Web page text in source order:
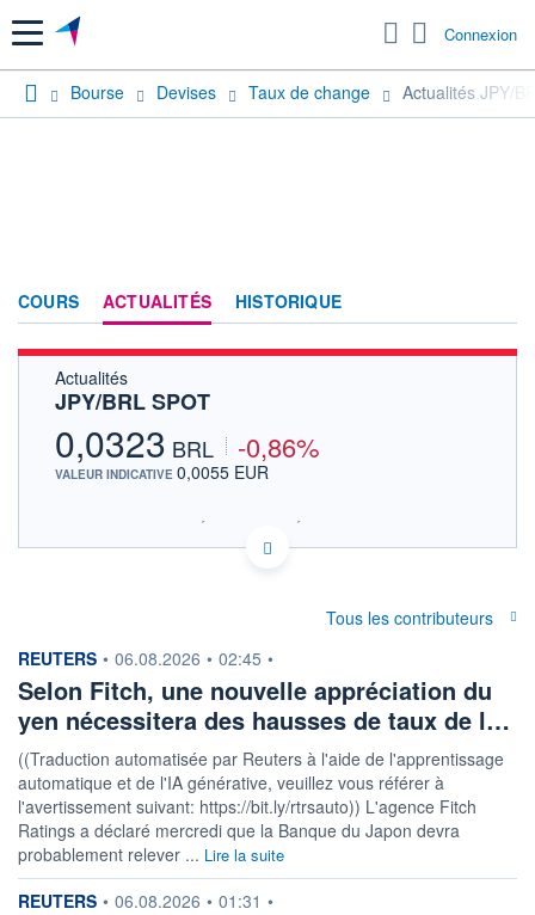
Menu Connexion
Bourse Devises Taux de change Actualités JPY/
COURS ACTUALITÉS HISTORIQUE
Actualités
JPY/BRL SPOT
0,0323 BRL -0,86%
VALEUR INDICATIVE 0,0055 EUR
SIX - FOREX 2 DONNÉES TEMPS RÉEL
Politique d'exécution
0,0322
0,0324
OUVERTURE
0,0326
CLÔTURE VEILLE
0,0326
+ HAUT
0,0326
+ BAS
COTATION SPÉCIFIQUE
Tous les contributeurs
information fournie par
REUTERS • 06.08.2026 • 02:45 •
Selon Fitch, une nouvelle appréciation du
yen nécessitera des hausses de taux de l…
((Traduction automatisée par Reuters à l'aide de l'apprentissage
automatique et de l'IA générative, veuillez vous référer à
l'avertissement suivant: https://bit.ly/rtrsauto)) L'agence Fitch
Ratings a déclaré mercredi que la Banque du Japon devra
probablement relever ... Lire la suite
information fournie par
REUTERS • 06.08.2026 • 01:31 •